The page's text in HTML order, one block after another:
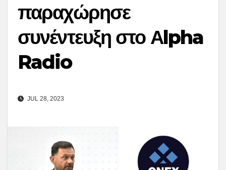
παραχώρησε
συνέντευξη στο Αlpha
Radio
JUL 28, 2023